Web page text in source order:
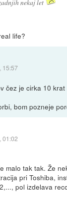
nekaj let
life?
15:57
čez je cirka 10
bom pozneje
01:02
malo tak tak. Že
pri Toshiba,
pol izdelava